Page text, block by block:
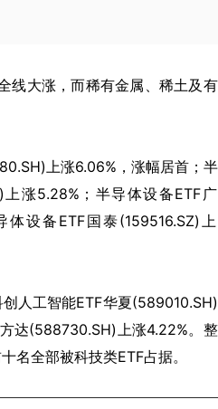
线大涨，而稀有金属、稀土及
上涨6.06%，涨幅居首；
涨5.28%；半导体设备ETF
体设备ETF国泰(159516.SZ)
人工智能ETF华夏
达(588730.SH)上涨4.22%。
名全部被科技类ETF占据。